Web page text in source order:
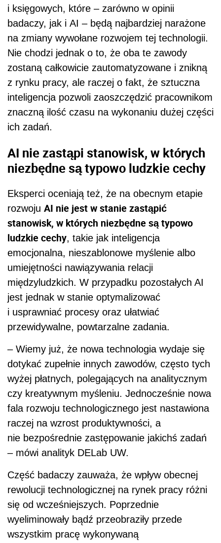
i księgowych, które – zarówno w opinii
badaczy, jak i AI – będą najbardziej narażone
na zmiany wywołane rozwojem tej technologii.
Nie chodzi jednak o to, że oba te zawody
zostaną całkowicie zautomatyzowane i znikną
z rynku pracy, ale raczej o fakt, że sztuczna
inteligencja pozwoli zaoszczędzić pracownikom
znaczną ilość czasu na wykonaniu dużej części
ich zadań.
AI nie zastąpi stanowisk, w których
niezbędne są typowo ludzkie cechy
Eksperci oceniają też, że na obecnym etapie
rozwoju AI nie jest w stanie zastąpić
stanowisk, w których niezbędne są typowo
ludzkie cechy, takie jak inteligencja
emocjonalna, nieszablonowe myślenie albo
umiejętności nawiązywania relacji
międzyludzkich. W przypadku pozostałych AI
jest jednak w stanie optymalizować
i usprawniać procesy oraz ułatwiać
przewidywalne, powtarzalne zadania.
– Wiemy już, że nowa technologia wydaje się
dotykać zupełnie innych zawodów, często tych
wyżej płatnych, polegających na analitycznym
czy kreatywnym myśleniu. Jednocześnie nowa
fala rozwoju technologicznego jest nastawiona
raczej na wzrost produktywności, a
nie bezpośrednie zastępowanie jakichś zadań
– mówi analityk DELab UW.
Część badaczy zauważa, że wpływ obecnej
rewolucji technologicznej na rynek pracy różni
się od wcześniejszych. Poprzednie
wyeliminowały bądź przeobraziły przede
wszystkim pracę wykonywaną